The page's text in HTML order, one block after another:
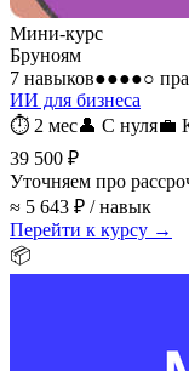
Мини-курс
Бруноям
7 навыков●●●●○
ИИ для бизнеса
⏱ 2 мес👤 С нуля💼
39 500 ₽
Уточняем про
≈ 5 643 ₽ / навык
Перейти к курсу →
📦